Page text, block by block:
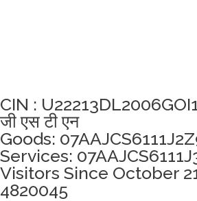
CIN :
जी एस टी एन
Goods:
Services:
Visitors Since October
4820045